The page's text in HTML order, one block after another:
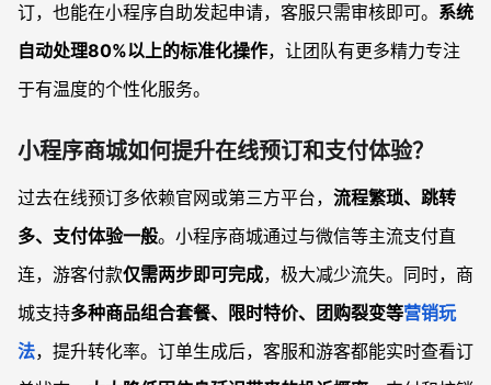
订，也能在小程序自助发起申请，客服只需审核即可。 系统
自动处理80%以上的标准化操作，让团队有更多精力专注
于有温度的个性化服务。
小程序商城如何提升在线预订和支付体验？
过去在线预订多依赖官网或第三方平台， 流程繁琐、跳转
多、支付体验一般。小程序商城通过与微信等主流支付直
连，游客付款仅需两步即可完成，极大减少流失。同时，商
城支持多种商品组合套餐、限时特价、团购裂变等营销玩
法，提升转化率。订单生成后，客服和游客都能实时查看订